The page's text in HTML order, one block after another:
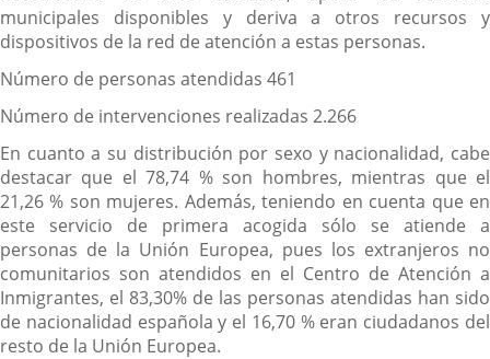
municipales disponibles y deriva a otros recursos y
dispositivos de la red de atención a estas personas.
Número de personas atendidas 461
Número de intervenciones realizadas 2.266
En cuanto a su distribución por sexo y nacionalidad, cabe
destacar que el 78,74 % son hombres, mientras que el
21,26 % son mujeres. Además, teniendo en cuenta que en
este servicio de primera acogida sólo se atiende a
personas de la Unión Europea, pues los extranjeros no
comunitarios son atendidos en el Centro de Atención a
Inmigrantes, el 83,30% de las personas atendidas han sido
de nacionalidad española y el 16,70 % eran ciudadanos del
resto de la Unión Europea.